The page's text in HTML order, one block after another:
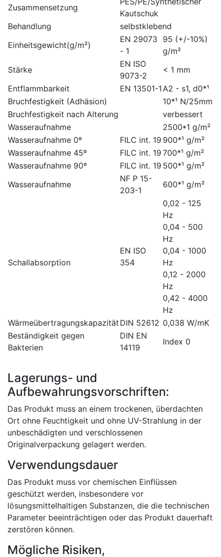
Zusammensetzung
Kautschuk
Behandlung
selbstklebend
Einheitsgewicht(g/m²)
EN 29073
- 1
95 (+/-10%)
g/m²
Stärke
EN ISO
9073-2
< 1 mm
Entflammbarkeit
EN 13501-1A2 - s1, d0*¹
Bruchfestigkeit (Adhäsion)
10*¹ N/25mm
Bruchfestigkeit nach Alterung
verbessert
Wasseraufnahme
2500*1 g/m²
Wasseraufnahme 0º
FILC int. 19 900*¹ g/m²
Wasseraufnahme 45º
FILC int. 19 700*¹ g/m²
Wasseraufnahme 90º
FILC int. 19 500*¹ g/m²
Wasseraufnahme
NF P 15-
203-1
600*¹ g/m²
Schallabsorption
EN ISO
354
0,02 - 125
Hz
0,04 - 500
Hz
0,04 - 1000
Hz
0,12 - 2000
Hz
0,42 - 4000
Hz
Wärmeübertragungskapazität DIN 52612 0,038 W/mK
Beständigkeit gegen
Bakterien
DIN EN
14119
Index 0
Lagerungs- und
Aufbewahrungsvorschriften:
Das Produkt muss an einem trockenen, überdachten
Ort ohne Feuchtigkeit und ohne UV-Strahlung in der
unbeschädigten und verschlossenen
Originalverpackung gelagert werden.
Verwendungsdauer
Das Produkt muss vor chemischen Einflüssen
geschützt werden, insbesondere vor
lösungsmittelhaltigen Substanzen, die die technischen
Parameter beeinträchtigen oder das Produkt dauerhaft
zerstören können.
Mögliche Risiken,